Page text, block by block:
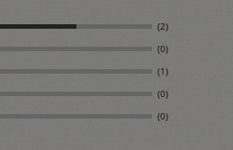
(2)
(0)
(1)
(0)
(0)